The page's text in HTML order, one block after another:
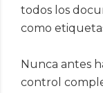
todos los
como
Nunca antes
control